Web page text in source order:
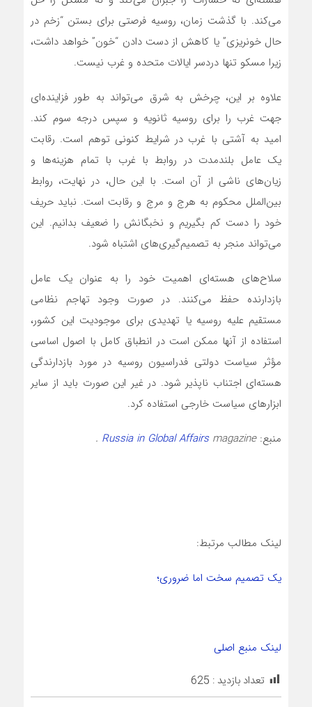
می‌کند. با گذشت زمان، روسیه فرصتی برای بستن “زخم در
حال خونریزی” یا کاهش از دست دادن “خون” خواهد داشت،
زیرا مسکو تنها دردسر ایالات متحده و غرب نیست.
علاوه بر این، چرخش به شرق‌ می‌تواند به طور فزاینده‌‌ای
جهت غرب را برای روسیه ثانویه و سپس درجه سوم کند.
امید به آشتی با غرب در شرایط کنونی توهم است. رقابت
یک عامل بلندمدت در روابط با غرب با تمام هزینه‌ها و
زیان‌های ناشی از آن است. با این حال، در نهایت، روابط
بین‌الملل محکوم به هرج و مرج و رقابت است. نباید حریف
خود را دست کم بگیریم و نخبگانش را ضعیف بدانیم. این‌
می‌تواند منجر به تصمیم‌گیری‌های اشتباه شود.
سلاح‌های هسته‌‌ای اهمیت خود را به عنوان یک عامل
بازدارنده حفظ‌ می‌کنند. در صورت وجود تهاجم نظامی
مستقیم علیه روسیه یا تهدیدی برای موجودیت این کشور،
استفاده از آنها ممکن است در انطباق کامل با اصول اساسی
مؤثر سیاست دولتی فدراسیون روسیه در مورد بازدارندگی
هسته‌‌ای اجتناب ناپذیر شود. در غیر این صورت باید از سایر
ابزارهای سیاست خارجی استفاده کرد.
منبع: Russia in Global Affairsmagazine .
لینک مطالب مرتبط:
یک تصمیم سخت اما ضروری؛
لینک منبع اصلی
تعداد بازدید : 625